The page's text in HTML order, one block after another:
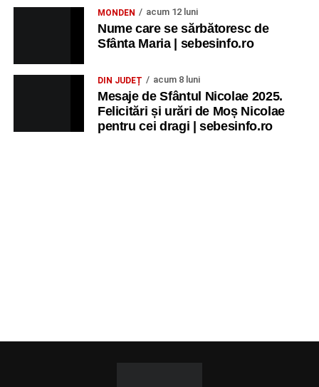
MONDEN acum 12 luni
Nume care se sărbătoresc de
Sfânta Maria | sebesinfo.ro
DIN JUDEȚ acum 8 luni
Mesaje de Sfântul Nicolae 2025.
Felicitări și urări de Moș Nicolae
pentru cei dragi | sebesinfo.ro